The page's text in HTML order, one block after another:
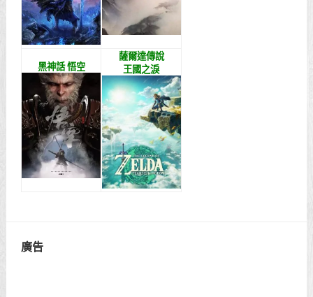
黑神話 悟空
薩爾達傳說
王國之淚
廣告